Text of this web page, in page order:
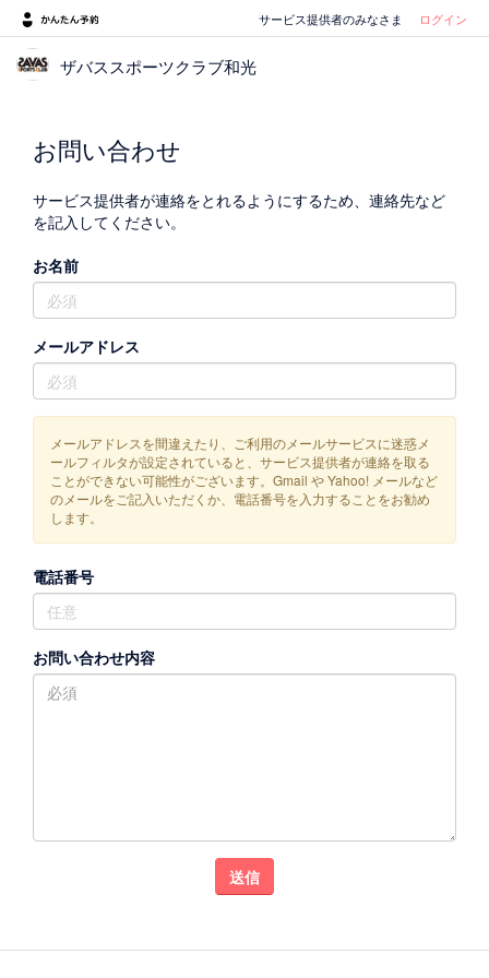
サービス提供者のみなさま ログイン
ザバススポーツクラブ和光
お問い合わせ
サービス提供者が連絡をとれるようにするため、連絡先など
を記入してください。
お名前
メールアドレス
メールアドレスを間違えたり、ご利用のメールサービスに迷惑メ
ールフィルタが設定されていると、サービス提供者が連絡を取る
ことができない可能性がございます。Gmail や Yahoo! メールなど
のメールをご記入いただくか、電話番号を入力することをお勧め
します。
電話番号
お問い合わせ内容